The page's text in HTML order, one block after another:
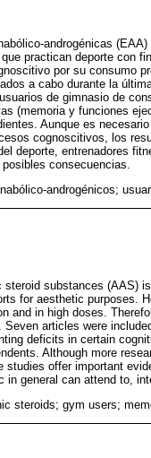
androgénicas
practican deporte con
por su consumo
a cabo durante la
de gimnasio de
(memoria y funciones
Aunque es
cognoscitivos, los
deporte, entrenadores
consecuencias.
androgénicos;
steroid substances (AAS)
for aesthetic purposes.
and in high doses.
Seven articles were
deficits in certain
Although more
offer important
general can attend to,
steroids; gym users;